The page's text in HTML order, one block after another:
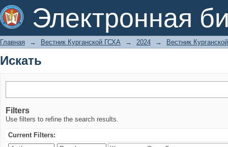
Электронная
Искать
Главная → Вестник Курганской ГСХА → 2024 → Вестник
Искать
Filters
Use filters to refine the search results.
Current Filters: